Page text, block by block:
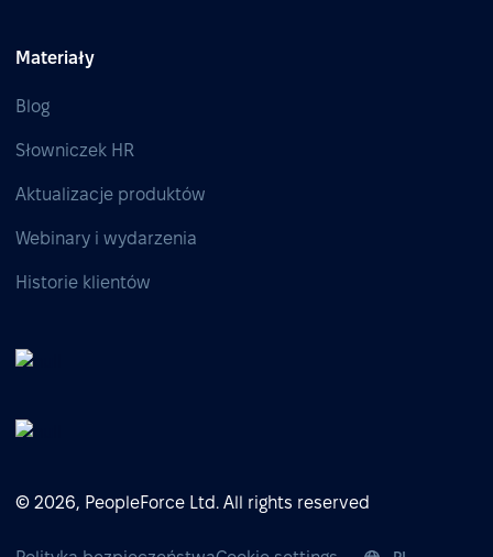
Materiały
Blog
Słowniczek HR
Aktualizacje produktów
Webinary i wydarzenia
Historie klientów
© 2026, PeopleForce Ltd. All rights reserved